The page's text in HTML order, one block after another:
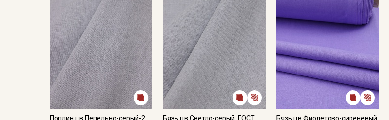
Поплин цв.Пепельно-серый-2, Бязь цв.Светло-серый, ГОСТ, Бязь цв.Фиолетово-сиреневый,